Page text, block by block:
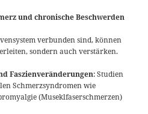
und chronische Beschwerden
verbunden sind, können
sondern auch verstärken.
Faszienveränderungen: Studien
Schmerzsyndromen wie
(Museklfaserschmerzen)